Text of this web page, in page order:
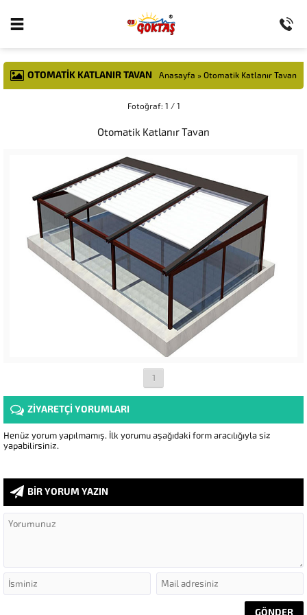
OTOMATIK KATLANIR TAVAN Anasayfa » Otomatik Katlanır Tavan
Fotoğraf: 1 / 1
Otomatik Katlanır Tavan
1
ZİYARETÇİ YORUMLARI
Henüz yorum yapılmamış. İlk yorumu aşağıdaki form aracılığıyla siz
yapabilirsiniz.
BİR YORUM YAZIN